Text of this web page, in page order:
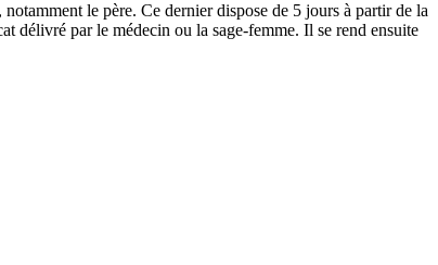
le père. Ce dernier dispose de 5 jours à partir de la
délivré par le médecin ou la sage-femme. Il se rend ensuite